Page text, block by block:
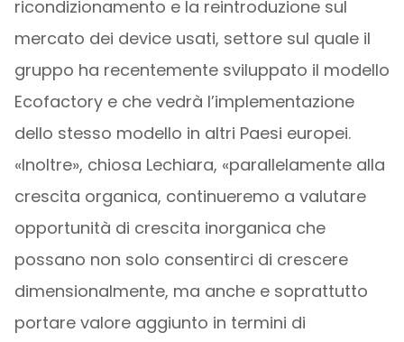
ricondizionamento e la reintroduzione sul
mercato dei device usati, settore sul quale il
gruppo ha recentemente sviluppato il modello
Ecofactory e che vedrà l’implementazione
dello stesso modello in altri Paesi europei.
«Inoltre», chiosa Lechiara, «parallelamente alla
crescita organica, continueremo a valutare
opportunità di crescita inorganica che
possano non solo consentirci di crescere
dimensionalmente, ma anche e soprattutto
portare valore aggiunto in termini di